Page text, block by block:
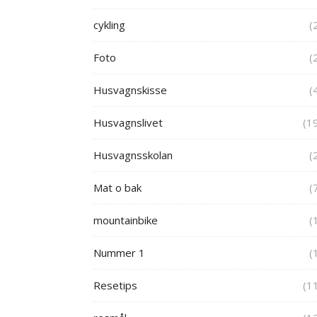
cykling
Foto
Husvagnskisse
Husvagnslivet
Husvagnsskolan
Mat o bak
mountainbike
Nummer 1
Resetips